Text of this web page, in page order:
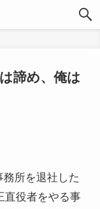
諦め、俺は
所を退社した
直役者をやる事